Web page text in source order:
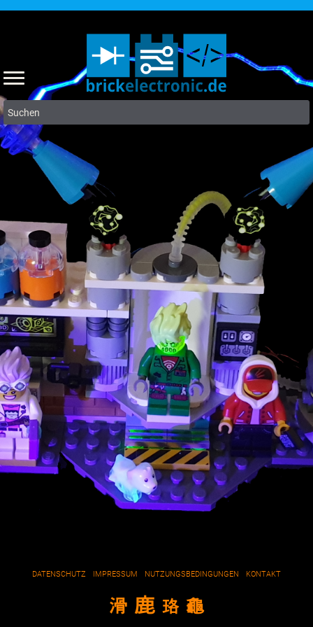
DATENSCHUTZ IMPRESSUM NUTZUNGSBEDINGUNGEN KONTAKT